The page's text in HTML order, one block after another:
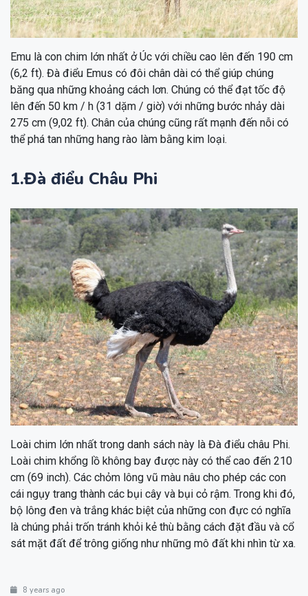
Emu là con chim lớn nhất ở Úc với chiều cao lên đến 190 cm
(6,2 ft). Đà điểu Emus có đôi chân dài có thể giúp chúng
băng qua những khoảng cách lơn. Chúng có thể đạt tốc độ
lên đến 50 km / h (31 dặm / giờ) với những bước nhảy dài
275 cm (9,02 ft). Chân của chúng cũng rất mạnh đến nỗi có
thể phá tan những hang rào làm bằng kim loại.
1.Đà điểu Châu Phi
Loài chim lớn nhất trong danh sách này là Đà điểu châu Phi.
Loài chim khổng lồ không bay được này có thể cao đến 210
cm (69 inch). Các chỏm lông vũ màu nâu cho phép các con
cái ngụy trang thành các bụi cây và bụi cỏ rậm. Trong khi đó,
bộ lông đen và trắng khác biệt của những con đực có nghĩa
là chúng phải trốn tránh khỏi kẻ thù bằng cách đặt đầu và cổ
sát mặt đất để trông giống như những mô đất khi nhìn từ xa.
8 years ago